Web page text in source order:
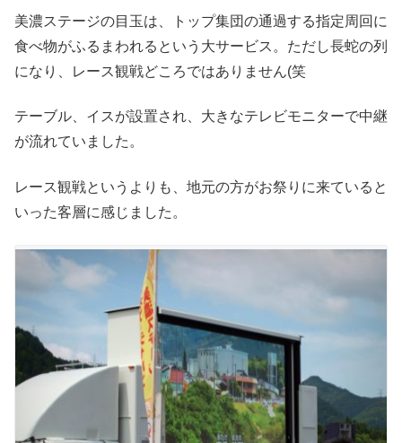
美濃ステージの目玉は、トップ集団の通過する指定周回に
食べ物がふるまわれるという大サービス。ただし長蛇の列
になり、レース観戦どころではありません(笑
テーブル、イスが設置され、大きなテレビモニターで中継
が流れていました。
レース観戦というよりも、地元の方がお祭りに来ていると
いった客層に感じました。